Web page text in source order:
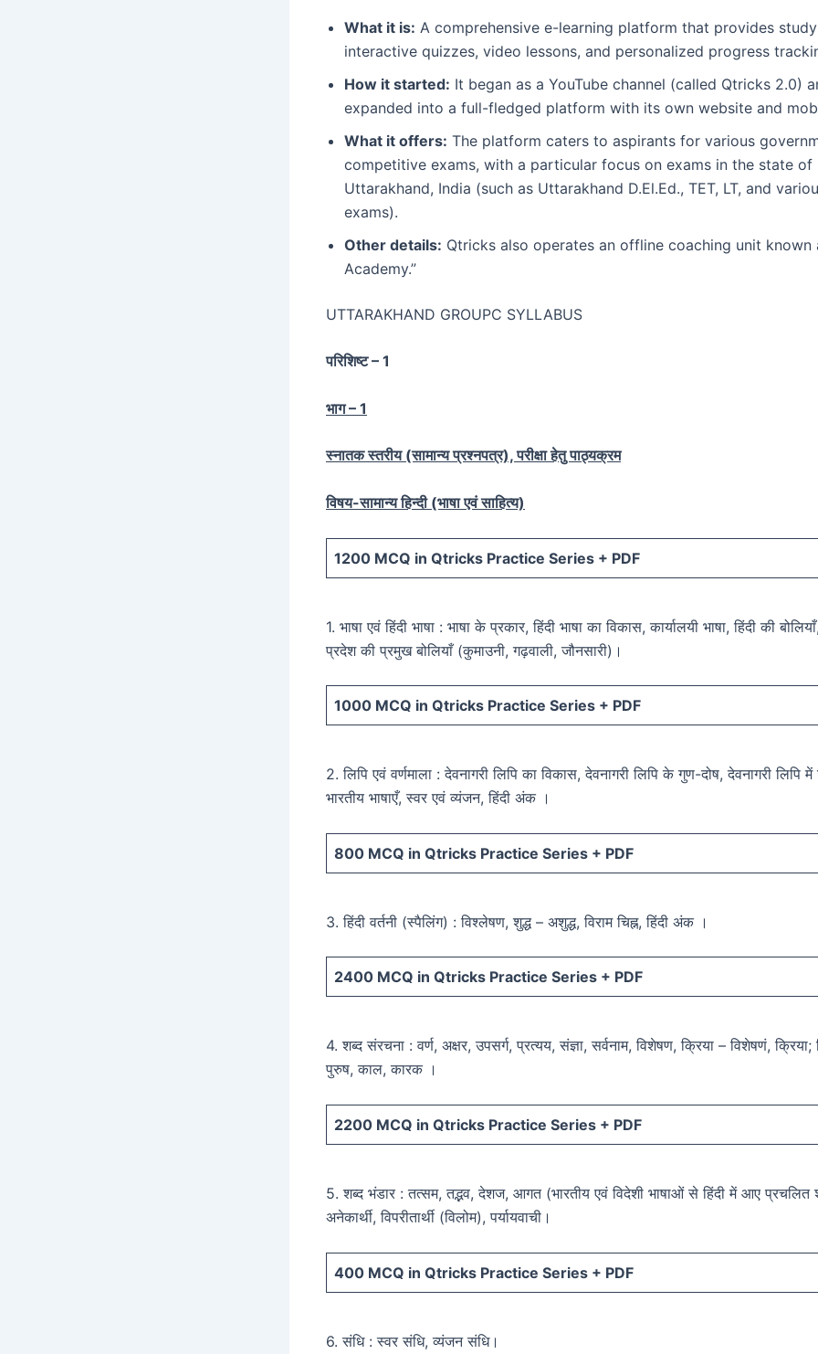
What it is: A comprehensive e-learning platform that provides
interactive quizzes, video lessons, and personalized progress
How it started: It began as a YouTube channel (called Qtricks 2.0)
expanded into a full-fledged platform with its own website and
What it offers: The platform caters to aspirants for various
competitive exams, with a particular focus on exams in the state of
Uttarakhand, India (such as Uttarakhand D.El.Ed., TET, LT, and
exams).
Other details: Qtricks also operates an offline coaching unit known
Academy.”
UTTARAKHAND GROUPC SYLLABUS
परिशिष्ट – 1
भाग – 1
स्नातक स्तरीय (सामान्य प्रश्नपत्र), परीक्षा हेतु पाठ्यक्रम
विषय-सामान्य हिन्दी (भाषा एवं साहित्य)
1200 MCQ in Qtricks Practice Series + PDF
1. भाषा एवं हिंदी भाषा : भाषा के प्रकार, हिंदी भाषा का विकास, कार्यालयी भाषा, हिंदी की
प्रदेश की प्रमुख बोलियाँ (कुमाउनी, गढ़वाली, जौनसारी)।
1000 MCQ in Qtricks Practice Series + PDF
2. लिपि एवं वर्णमाला : देवनागरी लिपि का विकास, देवनागरी लिपि के गुण-दोष, देवनागरी लिपि
भारतीय भाषाएँ, स्वर एवं व्यंजन, हिंदी अंक ।
800 MCQ in Qtricks Practice Series + PDF
3. हिंदी वर्तनी (स्पैलिंग) : विश्लेषण, शुद्ध – अशुद्ध, विराम चिह्न, हिंदी अंक ।
2400 MCQ in Qtricks Practice Series + PDF
4. शब्द संरचना : वर्ण, अक्षर, उपसर्ग, प्रत्यय, संज्ञा, सर्वनाम, विशेषण, क्रिया – विशेषणं,
पुरुष, काल, कारक ।
2200 MCQ in Qtricks Practice Series + PDF
5. शब्द भंडार : तत्सम, तद्भव, देशज, आगत (भारतीय एवं विदेशी भाषाओं से हिंदी में आए प्रचलित
अनेकार्थी, विपरीतार्थी (विलोम), पर्यायवाची।
400 MCQ in Qtricks Practice Series + PDF
6. संधि : स्वर संधि, व्यंजन संधि।